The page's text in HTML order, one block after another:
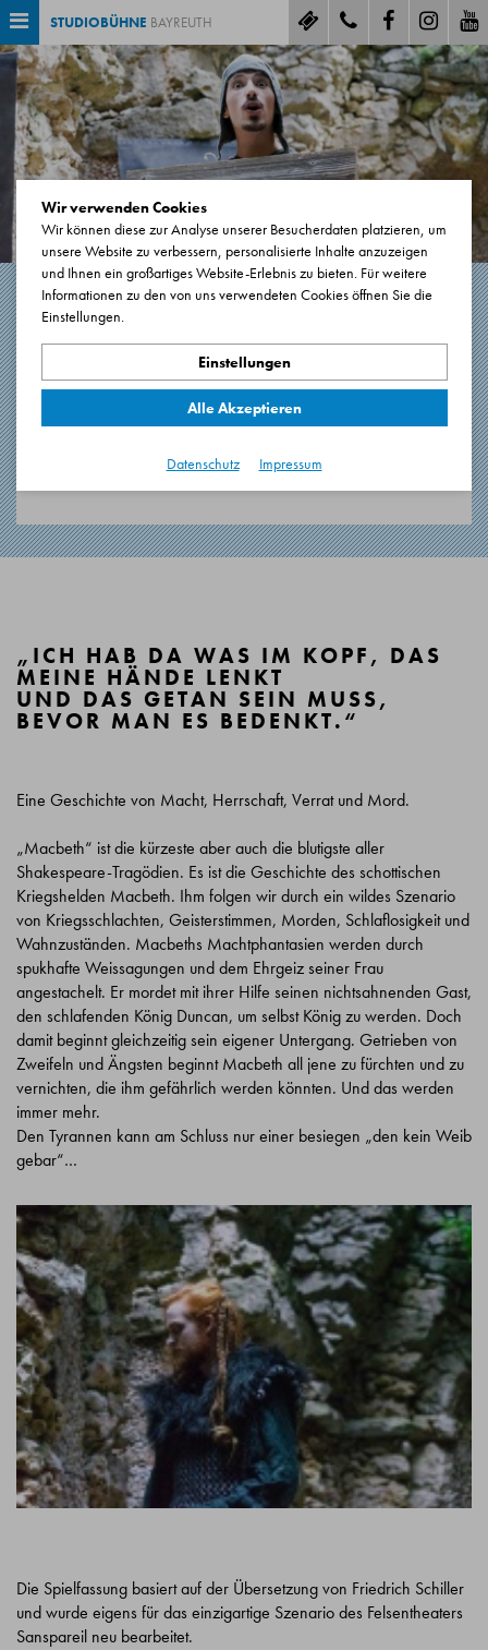
STUDIOBÜHNE BAYREUTH
MACBETH
Tragödie von William Shakespeare
105 Minuten. Keine Pause
„ICH HAB DA WAS IM KOPF, DAS
MEINE HÄNDE LENKT
UND DAS GETAN SEIN MUSS,
BEVOR MAN ES BEDENKT.“
Eine Geschichte von Macht, Herrschaft, Verrat und Mord.
„Macbeth“ ist die kürzeste aber auch die blutigste aller
Shakespeare-Tragödien. Es ist die Geschichte des schottischen
Kriegshelden Macbeth. Ihm folgen wir durch ein wildes Szenario
von Kriegsschlachten, Geisterstimmen, Morden, Schlaflosigkeit und
Wahnzuständen. Macbeths Machtphantasien werden durch
spukhafte Weissagungen und dem Ehrgeiz seiner Frau
angestachelt. Er mordet mit ihrer Hilfe seinen nichtsahnenden Gast,
den schlafenden König Duncan, um selbst König zu werden. Doch
damit beginnt gleichzeitig sein eigener Untergang. Getrieben von
Zweifeln und Ängsten beginnt Macbeth all jene zu fürchten und zu
vernichten, die ihm gefährlich werden könnten. Und das werden
immer mehr.
Den Tyrannen kann am Schluss nur einer besiegen „den kein Weib
gebar“…
Die Spielfassung basiert auf der Übersetzung von Friedrich Schiller
und wurde eigens für das einzigartige Szenario des Felsentheaters
Sanspareil neu bearbeitet.
Wir verwenden Cookies
Wir können diese zur Analyse unserer Besucherdaten platzieren, um
unsere Website zu verbessern, personalisierte Inhalte anzuzeigen
und Ihnen ein großartiges Website-Erlebnis zu bieten. Für weitere
Informationen zu den von uns verwendeten Cookies öffnen Sie die
Einstellungen.
Einstellungen
Alle Akzeptieren
Datenschutz Impressum